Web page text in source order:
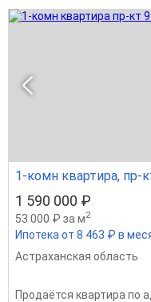
1-комн квартира, пр-
1 590 000 ₽
53 000 ₽ за м2
Ипотека от 8 463 ₽ в
Астраханская область
Продаётся квартира по